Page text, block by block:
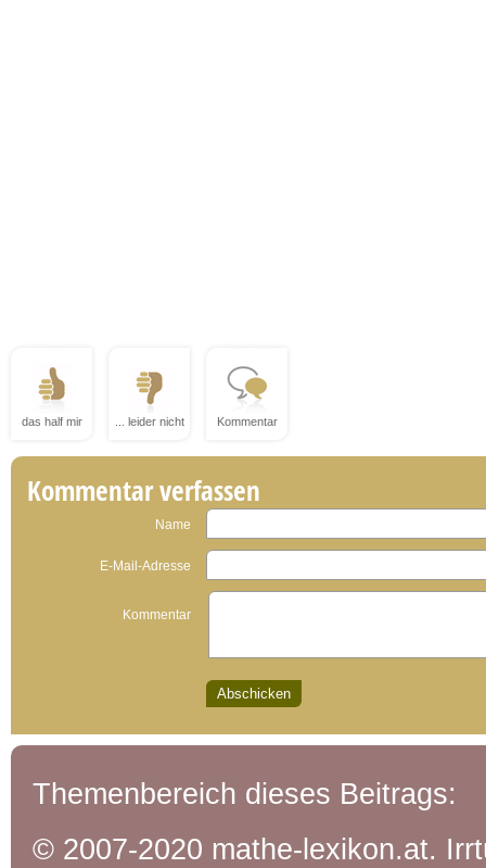
das half mir ... leider nicht Kommentar
Kommentar verfassen
Name
E-Mail-Adresse
Kommentar
Themenbereich dieses Beitrags:
© 2007-2020 mathe-lexikon.at.